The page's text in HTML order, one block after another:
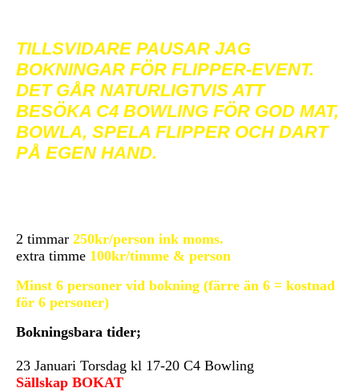
TILLSVIDARE PAUSAR JAG
BOKNINGAR FÖR FLIPPER-EVENT.
DET GÅR NATURLIGTVIS ATT
BESÖKA C4 BOWLING FÖR GOD MAT,
BOWLA, SPELA FLIPPER OCH DART
PÅ EGEN HAND.
2 timmar 250kr/person ink moms.
extra timme 100kr/timme & person
Minst 6 personer vid bokning (färre än 6 = kostnad
för 6 personer)
Bokningsbara tider;
23 Januari Torsdag kl 17-20 C4 Bowling
Sällskap BOKAT